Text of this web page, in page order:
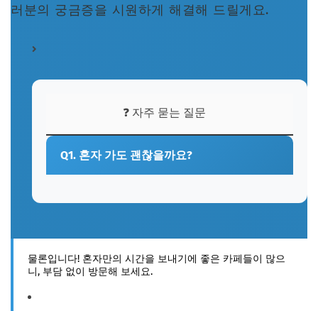
러분의 궁금증을 시원하게 해결해 드릴게요.
❓ 자주 묻는 질문
Q1. 혼자 가도 괜찮을까요?
물론입니다! 혼자만의 시간을 보내기에 좋은 카페들이 많으
니, 부담 없이 방문해 보세요.